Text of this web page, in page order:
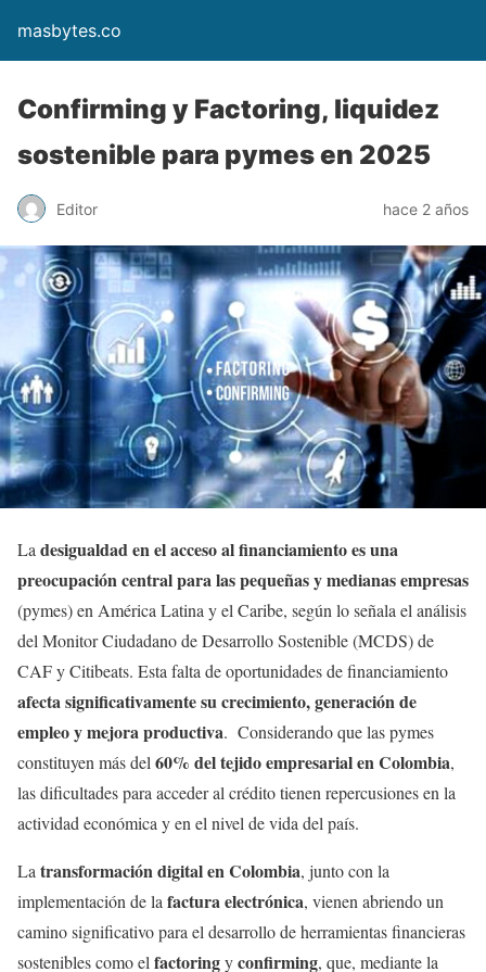
masbytes.co
Confirming y Factoring, liquidez
sostenible para pymes en 2025
Editor hace 2 años
La desigualdad en el acceso al financiamiento es una
preocupación central para las pequeñas y medianas empresas
(pymes) en América Latina y el Caribe, según lo señala el análisis
del Monitor Ciudadano de Desarrollo Sostenible (MCDS) de
CAF y Citibeats. Esta falta de oportunidades de financiamiento
afecta significativamente su crecimiento, generación de
empleo y mejora productiva. Considerando que las pymes
constituyen más del 60% del tejido empresarial en Colombia,
las dificultades para acceder al crédito tienen repercusiones en la
actividad económica y en el nivel de vida del país.
La transformación digital en Colombia, junto con la
implementación de la factura electrónica, vienen abriendo un
camino significativo para el desarrollo de herramientas financieras
sostenibles como el factoringyconfirming, que, mediante la